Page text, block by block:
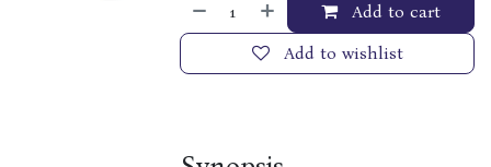
Add to cart
Add to wishlist